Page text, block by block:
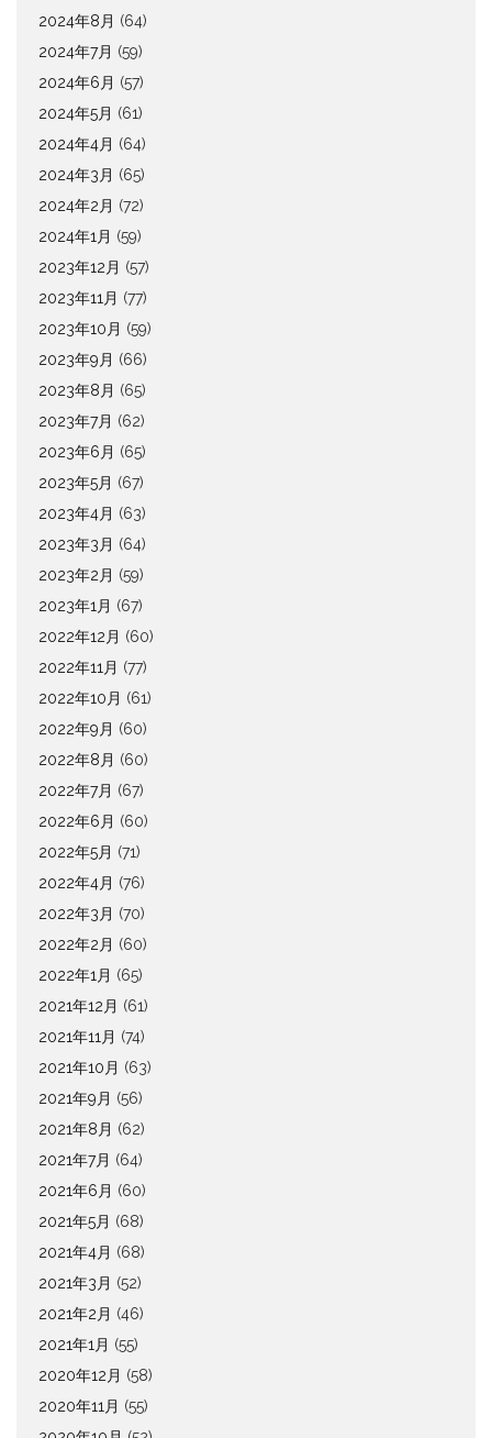
2024年8月 (64)
2024年7月 (59)
2024年6月 (57)
2024年5月 (61)
2024年4月 (64)
2024年3月 (65)
2024年2月 (72)
2024年1月 (59)
2023年12月 (57)
2023年11月 (77)
2023年10月 (59)
2023年9月 (66)
2023年8月 (65)
2023年7月 (62)
2023年6月 (65)
2023年5月 (67)
2023年4月 (63)
2023年3月 (64)
2023年2月 (59)
2023年1月 (67)
2022年12月 (60)
2022年11月 (77)
2022年10月 (61)
2022年9月 (60)
2022年8月 (60)
2022年7月 (67)
2022年6月 (60)
2022年5月 (71)
2022年4月 (76)
2022年3月 (70)
2022年2月 (60)
2022年1月 (65)
2021年12月 (61)
2021年11月 (74)
2021年10月 (63)
2021年9月 (56)
2021年8月 (62)
2021年7月 (64)
2021年6月 (60)
2021年5月 (68)
2021年4月 (68)
2021年3月 (52)
2021年2月 (46)
2021年1月 (55)
2020年12月 (58)
2020年11月 (55)